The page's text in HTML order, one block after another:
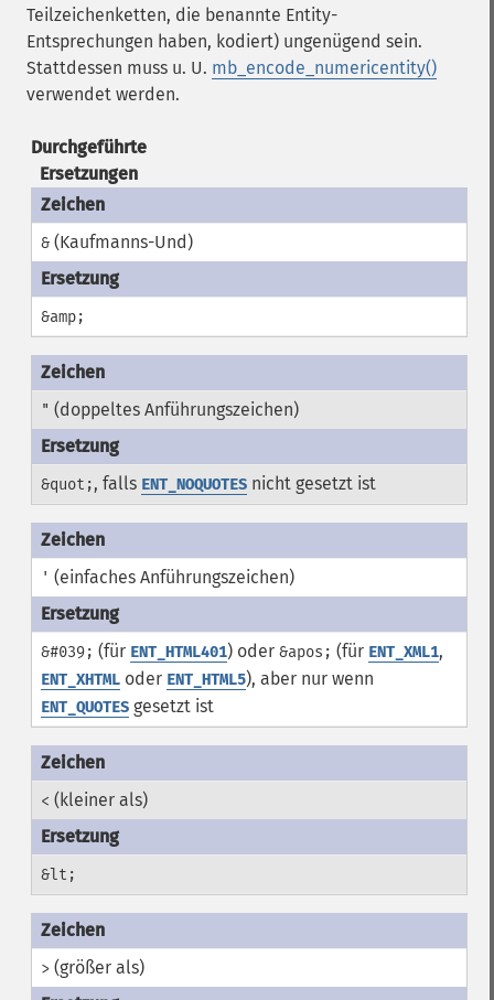
Teilzeichenketten, die benannte Entity-
Entsprechungen haben, kodiert) ungenügend sein.
Stattdessen muss u. U. mb_encode_numericentity()
verwendet werden.
Durchgeführte
Ersetzungen
&(Kaufmanns-Und)
&amp;
" (doppeltes Anführungszeichen)
&quot;, falls ENT_NOQUOTESnicht gesetzt ist
' (einfaches Anführungszeichen)
&#039; (für ENT_HTML401) oder &apos; (für ENT_XML1,
ENT_XHTMLoder ENT_HTML5), aber nur wenn
ENT_QUOTESgesetzt ist
< (kleiner als)
&lt;
>(größer als)